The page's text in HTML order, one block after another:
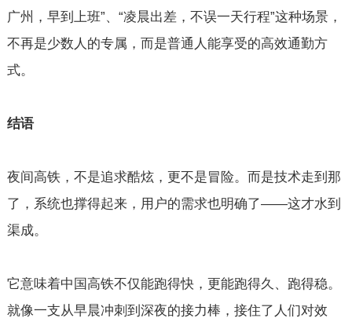
广州，早到上班”、“凌晨出差，不误一天行程”这种场景，
不再是少数人的专属，而是普通人能享受的高效通勤方
式。
结语
夜间高铁，不是追求酷炫，更不是冒险。而是技术走到那
了，系统也撑得起来，用户的需求也明确了——这才水到
渠成。
它意味着中国高铁不仅能跑得快，更能跑得久、跑得稳。
就像一支从早晨冲刺到深夜的接力棒，接住了人们对效